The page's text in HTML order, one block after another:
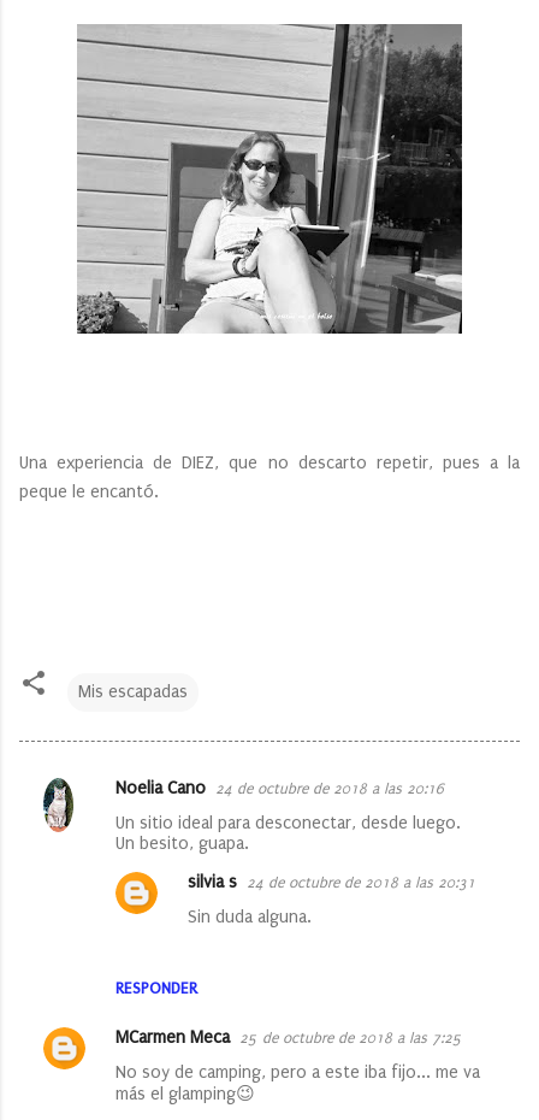
Una experiencia de DIEZ, que no descarto repetir, pues a la
peque le encantó.
Mis escapadas
C
o
r
Noelia Cano 24 de octubre de 2018 a las 20:16
Un sitio ideal para desconectar, desde luego.
Un besito, guapa.
RESPONDER
silvia s 24 de octubre de 2018 a las 20:31
Sin duda alguna.
MCarmen Meca 25 de octubre de 2018 a las 7:25
No soy de camping, pero a este iba fijo... me va
más el glamping😉